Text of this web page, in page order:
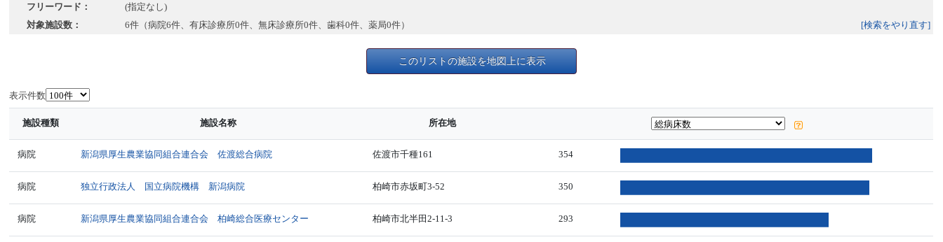
フリーワード：
(指定なし)
対象施設数：
6件（病院6件、有床診療所0件、無床診療所0件、歯科0件、薬局0件） [検索をやり直す]
このリストの施設を地図上に表示
表示件数
施設種類 施設名称 所在地
病院 新潟県厚生農業協同組合連合会 佐渡総合病院 佐渡市千種161 354
病院 独立行政法人 国立病院機構 新潟病院 柏崎市赤坂町3-52 350
病院 新潟県厚生農業協同組合連合会 柏崎総合医療センター 柏崎市北半田2-11-3 293